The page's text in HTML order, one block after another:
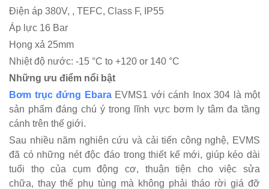
Điện áp 380V, , TEFC, Class F, IP55
Áp lực 16 Bar
Họng xả 25mm
Nhiệt độ nước: -15 °C to +120 or 140 °C
Những ưu điểm nổi bật
Bơm trục đứng EbaraEVMS1 với cánh Inox 304 là một
sản phẩm đáng chú ý trong lĩnh vực bơm ly tâm đa tầng
cánh trên thế giới.
Sau nhiều năm nghiên cứu và cải tiến công nghệ, EVMS
đã có những nét độc đáo trong thiết kế mới, giúp kéo dài
tuổi thọ của cụm động cơ, thuận tiện cho việc sửa
chữa, thay thế phụ tùng mà không phải tháo rời giá đỡ